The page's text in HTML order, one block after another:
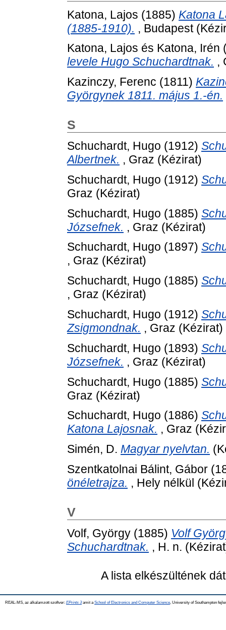
Katona, Lajos (1885) Katona
(1885-1910). , Budapest
Katona, Lajos és Katona, Irén
levele Hugo Schuchardtnak. ,
Kazinczy, Ferenc (1811)
Györgynek 1811. május 1.-én.
S
Schuchardt, Hugo (1912)
Albertnek. , Graz (Kézirat)
Schuchardt, Hugo (1912)
Graz (Kézirat)
Schuchardt, Hugo (1885)
Józsefnek. , Graz (Kézirat)
Schuchardt, Hugo (1897)
, Graz (Kézirat)
Schuchardt, Hugo (1885)
, Graz (Kézirat)
Schuchardt, Hugo (1912)
Zsigmondnak. , Graz (Kézirat)
Schuchardt, Hugo (1893)
Józsefnek. , Graz (Kézirat)
Schuchardt, Hugo (1885)
Graz (Kézirat)
Schuchardt, Hugo (1886)
Katona Lajosnak. , Graz
Simén, D. Magyar nyelvtan.
Szentkatolnai Bálint, Gábor
önéletrajza. , Hely nélkül
V
Volf, György (1885) Volf
Schuchardtnak. , H. n.
A lista elkészültének
REAL-MS, az alkalamzott szoftver: EPrints 3amit a School of Electronics and Computer Science , University of Southampton